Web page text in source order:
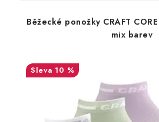
Běžecké ponožky CRAFT
mix barev
10 %